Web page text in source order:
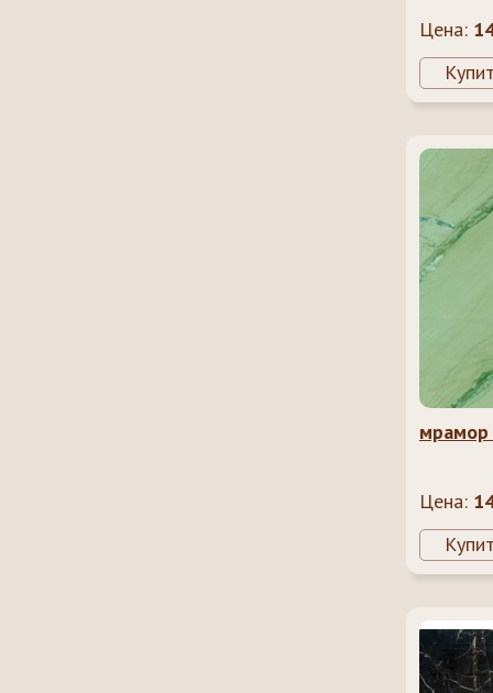
Цена:
мрамор
Цена: